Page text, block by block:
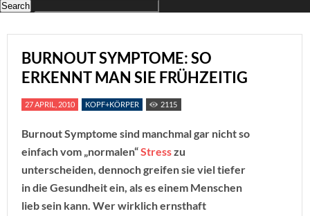
BURNOUT SYMPTOME: SO
ERKENNT MAN SIE FRÜHZEITIG
27 APRIL, 2010 KOPF+KÖRPER 2115
Burnout Symptome sind manchmal gar nicht so
einfach vom „normalen“Stresszu
unterscheiden, dennoch greifen sie viel tiefer
in die Gesundheit ein, als es einem Menschen
lieb sein kann. Wer wirklich ernsthaft